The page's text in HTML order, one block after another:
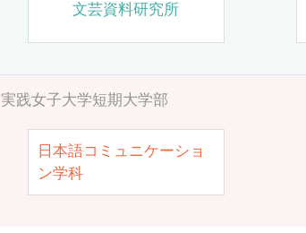
文芸資料研究所
実践女子大学短期大学部
日本語コミュニケーショ
ン学科